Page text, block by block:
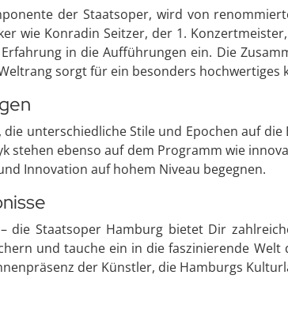
der Staatsoper, wird von
wie Konradin Seitzer, der 1.
in die Aufführungen ein. Die
sorgt für ein besonders hochwertiges
unterschiedliche Stile und Epochen auf
stehen ebenso auf dem Programm wie
Innovation auf hohem Niveau begegnen.
die Staatsoper Hamburg bietet Dir
und tauche ein in die faszinierende Welt
der Künstler, die Hamburgs